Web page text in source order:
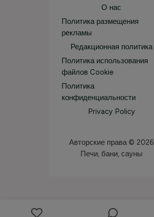
О нас
Политика размещения
рекламы
Редакционная политика
Политика использования
файлов Cookie
Политика
конфиденциальности
Privacy Policy
Авторские права © 2026
Печи, бани, сауны